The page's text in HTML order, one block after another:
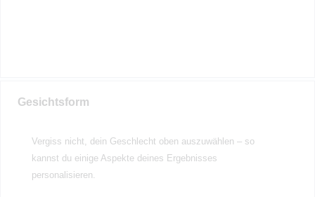
Gesichtsform
Vergiss nicht, dein Geschlecht oben auszuwählen – so
kannst du einige Aspekte deines Ergebnisses
personalisieren.